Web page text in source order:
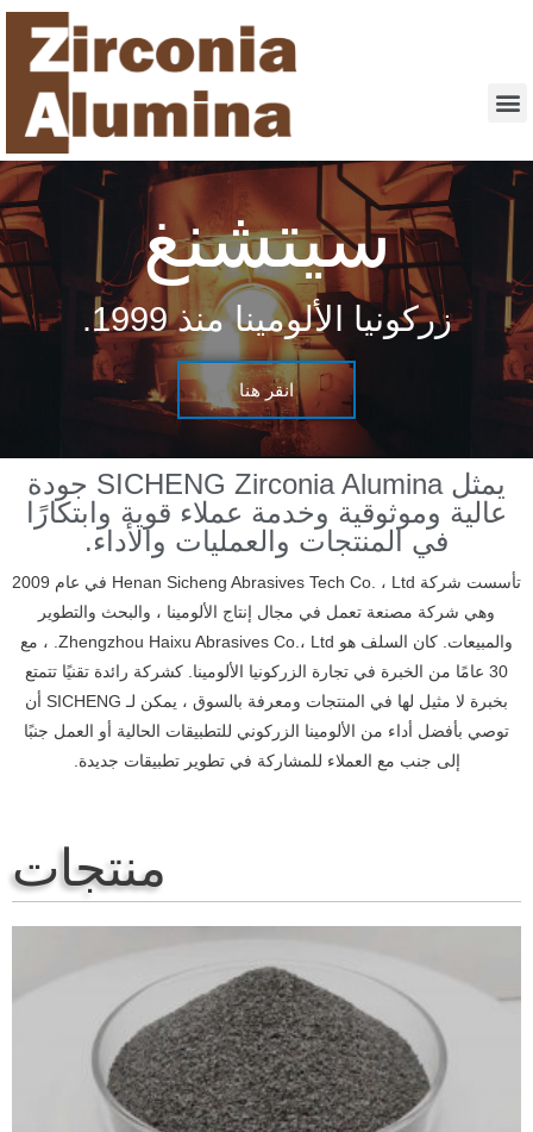
سيتشنغ
زركونيا الألومينا منذ 1999.
انقر هنا
يمثل SICHENG Zirconia Alumina جودة
عالية وموثوقية وخدمة عملاء قوية وابتكارًا
في المنتجات والعمليات والأداء.
تأسست شركة Henan Sicheng Abrasives Tech Co. ، Ltd في عام 2009
وهي شركة مصنعة تعمل في مجال إنتاج الألومينا ، والبحث والتطوير
كان السلف هو Zhengzhou Haixu Abrasives Co.، Ltd. ، مع
كشركة رائدة تقنيًا تتمتع
بخبرة لا مثيل لها في المنتجات ومعرفة بالسوق ، يمكن لـ SICHENG أن
توصي بأفضل أداء من الألومينا الزركوني للتطبيقات الحالية أو العمل جنبًا
إلى جنب مع العملاء للمشاركة في تطوير تطبيقات جديدة.
منتجات
VIEW